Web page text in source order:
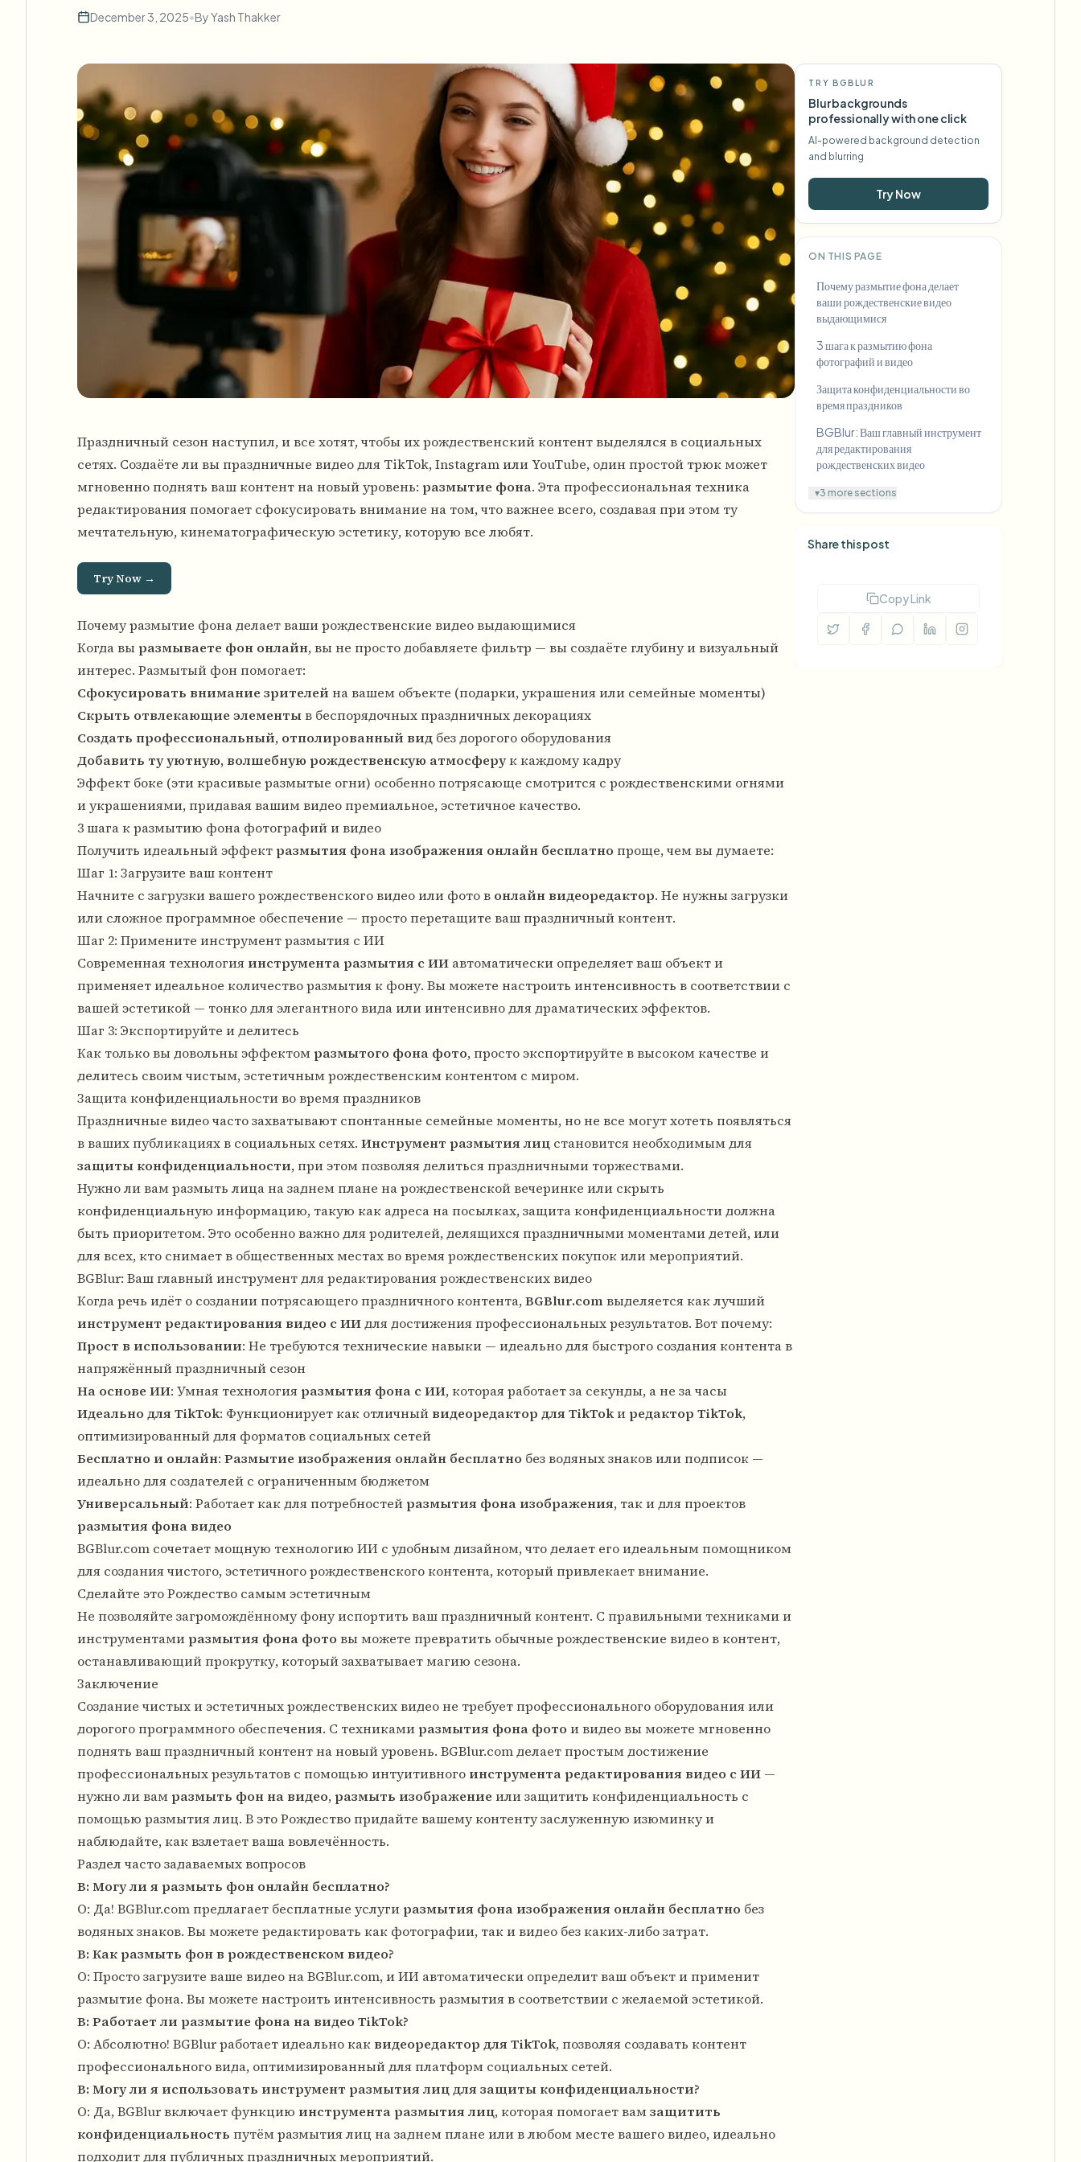
December 3, 2025•ByYash Thakker
Праздничный сезон наступил, и все хотят, чтобы их рождественский контент выделялся в социальных
сетях. Создаёте ли вы праздничные видео для TikTok, Instagram или YouTube, один простой трюк может
мгновенно поднять ваш контент на новый уровень: размытие фона. Эта профессиональная техника
редактирования помогает сфокусировать внимание на том, что важнее всего, создавая при этом ту
мечтательную, кинематографическую эстетику, которую все любят.
Try Now →
Почему размытие фона делает ваши рождественские видео выдающимися
Когда вы размываете фон онлайн, вы не просто добавляете фильтр — вы создаёте глубину и визуальный
интерес. Размытый фон помогает:
Сфокусировать внимание зрителей на вашем объекте (подарки, украшения или семейные моменты)
Скрыть отвлекающие элементыв беспорядочных праздничных декорациях
Создать профессиональный, отполированный вид без дорогого оборудования
Добавить ту уютную, волшебную рождественскую атмосферук каждому кадру
Эффект боке (эти красивые размытые огни) особенно потрясающе смотрится с рождественскими огнями
и украшениями, придавая вашим видео премиальное, эстетичное качество.
3 шага к размытию фона фотографий и видео
Получить идеальный эффект размытия фона изображения онлайн бесплатно проще, чем вы думаете:
Шаг 1: Загрузите ваш контент
Начните с загрузки вашего рождественского видео или фото в онлайн видеоредактор. Не нужны загрузки
или сложное программное обеспечение — просто перетащите ваш праздничный контент.
Шаг 2: Примените инструмент размытия с ИИ
Современная технология инструмента размытия с ИИ автоматически определяет ваш объект и
применяет идеальное количество размытия к фону. Вы можете настроить интенсивность в соответствии с
вашей эстетикой — тонко для элегантного вида или интенсивно для драматических эффектов.
Шаг 3: Экспортируйте и делитесь
Как только вы довольны эффектом размытого фона фото, просто экспортируйте в высоком качестве и
делитесь своим чистым, эстетичным рождественским контентом с миром.
Защита конфиденциальности во время праздников
Праздничные видео часто захватывают спонтанные семейные моменты, но не все могут хотеть появляться
в ваших публикациях в социальных сетях. Инструмент размытия лиц становится необходимым для
защиты конфиденциальности, при этом позволяя делиться праздничными торжествами.
Нужно ли вам размыть лица на заднем плане на рождественской вечеринке или скрыть
конфиденциальную информацию, такую как адреса на посылках, защита конфиденциальности должна
быть приоритетом. Это особенно важно для родителей, делящихся праздничными моментами детей, или
для всех, кто снимает в общественных местах во время рождественских покупок или мероприятий.
BGBlur: Ваш главный инструмент для редактирования рождественских видео
Когда речь идёт о создании потрясающего праздничного контента,BGBlur.comвыделяется как лучший
инструмент редактирования видео с ИИдля достижения профессиональных результатов. Вот почему:
Прост в использовании: Не требуются технические навыки — идеально для быстрого создания контента в
напряжённый праздничный сезон
На основе ИИ: Умная технология размытия фона с ИИ, которая работает за секунды, а не за часы
Идеально для TikTok: Функционирует как отличный видеоредактор для TikTokи редактор TikTok,
оптимизированный для форматов социальных сетей
Бесплатно и онлайн: Размытие изображения онлайн бесплатно без водяных знаков или подписок —
идеально для создателей с ограниченным бюджетом
Универсальный: Работает как для потребностей размытия фона изображения, так и для проектов
размытия фона видео
BGBlur.com сочетает мощную технологию ИИ с удобным дизайном, что делает его идеальным помощником
для создания чистого, эстетичного рождественского контента, который привлекает внимание.
Сделайте это Рождество самым эстетичным
Не позволяйте загромождённому фону испортить ваш праздничный контент. С правильными техниками и
инструментами размытия фона фото вы можете превратить обычные рождественские видео в контент,
останавливающий прокрутку, который захватывает магию сезона.
Заключение
Создание чистых и эстетичных рождественских видео не требует профессионального оборудования или
дорогого программного обеспечения. С техниками размытия фона фото и видео вы можете мгновенно
поднять ваш праздничный контент на новый уровень. BGBlur.com делает простым достижение
профессиональных результатов с помощью интуитивного инструмента редактирования видео с ИИ —
нужно ли вам размыть фон на видео, размыть изображение или защитить конфиденциальность с
помощью размытия лиц. В это Рождество придайте вашему контенту заслуженную изюминку и
наблюдайте, как взлетает ваша вовлечённость.
Раздел часто задаваемых вопросов
В: Могу ли я размыть фон онлайн бесплатно?
О: Да! BGBlur.com предлагает бесплатные услуги размытия фона изображения онлайн бесплатно без
водяных знаков. Вы можете редактировать как фотографии, так и видео без каких-либо затрат.
В: Как размыть фон в рождественском видео?
О: Просто загрузите ваше видео на BGBlur.com, и ИИ автоматически определит ваш объект и применит
размытие фона. Вы можете настроить интенсивность размытия в соответствии с желаемой эстетикой.
В: Работает ли размытие фона на видео TikTok?
О: Абсолютно! BGBlur работает идеально как видеоредактор для TikTok, позволяя создавать контент
профессионального вида, оптимизированный для платформ социальных сетей.
В: Могу ли я использовать инструмент размытия лиц для защиты конфиденциальности?
О: Да, BGBlur включает функцию инструмента размытия лиц, которая помогает вамзащитить
конфиденциальность путём размытия лиц на заднем плане или в любом месте вашего видео, идеально
подходит для публичных праздничных мероприятий.
TRY BGBLUR
Blur backgrounds
professionally with one click
AI-powered background detection
and blurring
Try Now
ON THIS PAGE
Почему размытие фона делает
ваши рождественские видео
выдающимися
3 шага к размытию фона
фотографий и видео
Защита конфиденциальности во
время праздников
BGBlur: Ваш главный инструмент
для редактирования
рождественских видео
▾3 more sections
Share this post
Copy Link